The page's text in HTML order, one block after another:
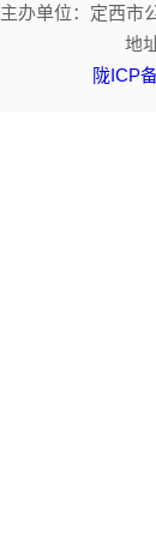
主办单位：定西市
地
陇ICP